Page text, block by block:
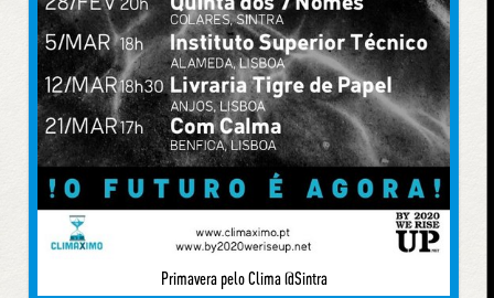
Primavera pelo Clima @Sintra